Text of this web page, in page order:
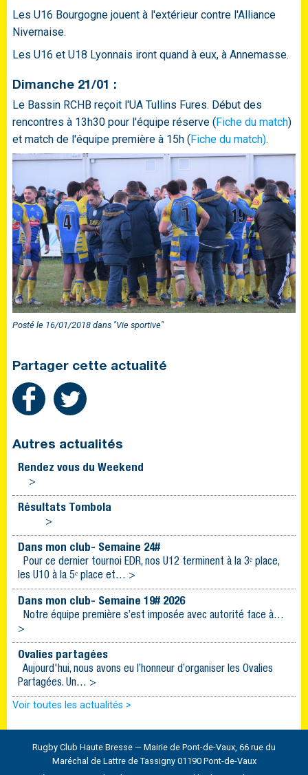
Les U16 Bourgogne jouent à l'extérieur contre l'Alliance
Nivernaise.
Les U16 et U18 Lyonnais iront quand à eux, à Annemasse.
Dimanche 21/01 :
Le Bassin RCHB reçoit l'UA Tullins Fures. Début des
rencontres à 13h30 pour l'équipe réserve (Fiche du match)
et match de l'équipe première à 15h (Fiche du match).
Posté le 16/01/2018 dans "Vie sportive"
Partager cette actualité
Autres actualités
Rendez vous du Weekend
>
Résultats Tombola
>
Dans mon club- Semaine 24#
Pour ce dernier tournoi EDR, nos U12 terminent à la 3ᵉ place,
les U10 à la 5ᵉ place et… >
Dans mon club- Semaine 19# 2026
Notre équipe première s’est imposée avec autorité face à…
>
Ovalies partagées
Aujourd'hui, nous avons eu l’honneur d’organiser les Ovalies
Partagées. Un… >
Voir toutes les actualités >
Rugby Club Haute Bresse — Mairie de Pont-de-Vaux, 66 rue du
Maréchal de Lattre de Tassigny 01190 Pont-de-Vaux